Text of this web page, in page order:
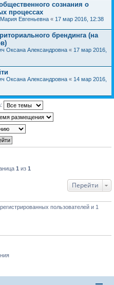
сознания о
процессах
Евгеньевна « 17 мар 2016, 12:38
брендинга (на
Оксана Александровна « 17 мар 2016,
Оксана Александровна « 14 мар 2016,
1 из 1
Перейти
пользователей и 1